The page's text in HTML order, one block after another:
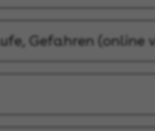
Gefahren (online